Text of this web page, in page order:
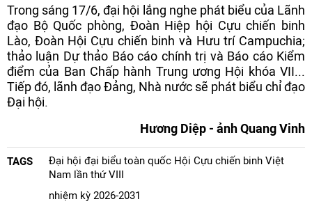
Trong sáng 17/6, đại hội lắng nghe phát biểu của Lãnh
đạo Bộ Quốc phòng, Đoàn Hiệp hội Cựu chiến binh
Lào, Đoàn Hội Cựu chiến binh và Hưu trí Campuchia;
thảo luận Dự thảo Báo cáo chính trị và Báo cáo Kiểm
điểm của Ban Chấp hành Trung ương Hội khóa VII...
Tiếp đó, lãnh đạo Đảng, Nhà nước sẽ phát biểu chỉ đạo
Đại hội.
Hương Diệp - ảnh Quang Vinh
TAGS
Đại hội đại biểu toàn quốc Hội Cựu chiến binh Việt
Nam lần thứ VIII
nhiệm kỳ 2026-2031